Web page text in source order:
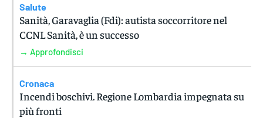
Salute
Sanità, Garavaglia (Fdi): autista soccorritore nel
CCNL Sanità, è un successo
→ Approfondisci
Cronaca
Incendi boschivi. Regione Lombardia impegnata su
più fronti